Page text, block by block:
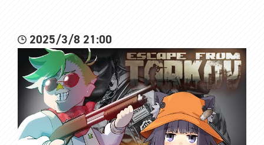
2025/3/8 21:00